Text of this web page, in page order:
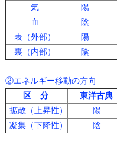
気
陽
血
陰
表（外部）
陽
裏（内部）
陰
②エネルギー移動の方向
区 分
東洋古典
拡散（上昇性）
陽
凝集（下降性）
陰